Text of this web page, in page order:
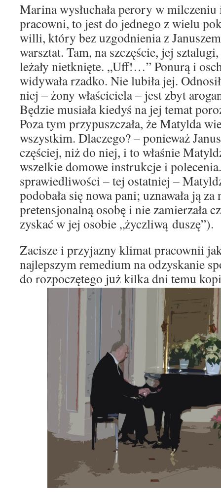
Marina wysłuchała perory w milczeniu
pracowni, to jest do jednego z wielu
willi, który bez uzgodnienia z
warsztat. Tam, na szczęście, jej
leżały nietknięte. „Uff!…” Ponurą i
widywała rzadko. Nie lubiła jej.
niej – żony właściciela – jest zbyt
Będzie musiała kiedyś na jej temat
Poza tym przypuszczała, że Matylda
wszystkim. Dlaczego? – ponieważ
częściej, niż do niej, i to właśnie
wszelkie domowe instrukcje i
sprawiedliwości – tej ostatniej –
podobała się nowa pani; uznawała ją
pretensjonalną osobę i nie zamierzała
zyskać w jej osobie „życzliwą duszę”).
Zacisze i przyjazny klimat pracownii
najlepszym remedium na odzyskanie
do rozpoczętego już kilka dni temu